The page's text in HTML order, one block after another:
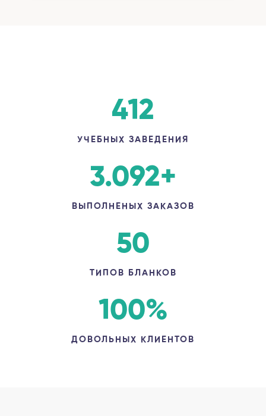
412
УЧЕБНЫХ ЗАВЕДЕНИЯ
3.092+
ВЫПОЛНЕНЫХ ЗАКАЗОВ
50
ТИПОВ БЛАНКОВ
100%
ДОВОЛЬНЫХ КЛИЕНТОВ